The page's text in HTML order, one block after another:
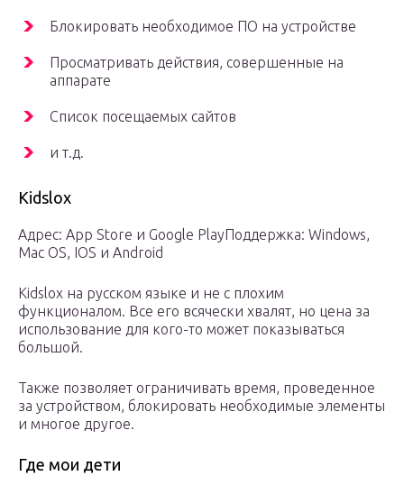
Блокировать необходимое ПО на устройстве
Просматривать действия, совершенные на
аппарате
Список посещаемых сайтов
и т.д.
Kidslox
Адрес: App Store и Google PlayПоддержка: Windows,
Mac OS, IOS и Android
Kidslox на русском языке и не с плохим
функционалом. Все его всячески хвалят, но цена за
использование для кого-то может показываться
большой.
Также позволяет ограничивать время, проведенное
за устройством, блокировать необходимые элементы
и многое другое.
Где мои дети